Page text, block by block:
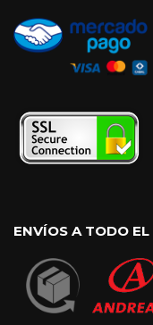
ENVÍOS A TODO EL